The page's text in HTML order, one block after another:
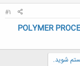
#1
POLYMER
شوید.